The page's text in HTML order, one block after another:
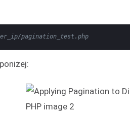
pagination_test.php